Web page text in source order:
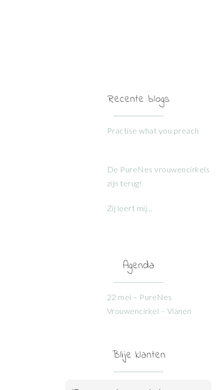
Recente blogs
Practise what you preach
De PureNes vrouwencirkels
zijn terug!
Zij leert mij…
Agenda
22 mei – PureNes
Vrouwencirkel – Vianen
Blije klanten